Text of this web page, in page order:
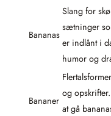
Bananas
Slang for
sætninger
er indlånt i
humor og
Bananer
og
at gå